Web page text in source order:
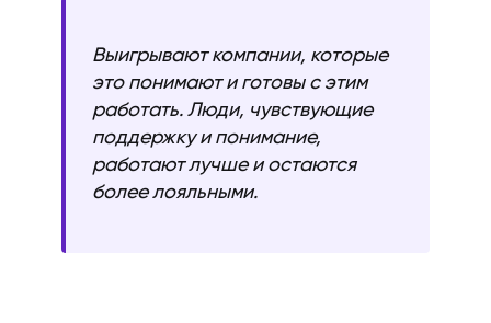
Выигрывают компании, которые
это понимают и готовы с этим
работать. Люди, чувствующие
поддержку и понимание,
работают лучше и остаются
более лояльными.